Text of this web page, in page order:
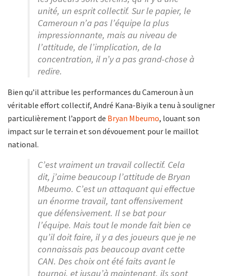
unité, un esprit collectif. Sur le papier, le
Cameroun n’a pas l’équipe la plus
impressionnante, mais au niveau de
l’attitude, de l’implication, de la
concentration, il n’y a pas grand-chose à
redire.
Bien qu’il attribue les performances du Cameroun à un
véritable effort collectif, André Kana-Biyik a tenu à souligner
particulièrement l’apport de Bryan Mbeumo, louant son
impact sur le terrain et son dévouement pour le maillot
national.
C’est vraiment un travail collectif. Cela
dit, j’aime beaucoup l’attitude de Bryan
Mbeumo. C’est un attaquant qui effectue
un énorme travail, tant offensivement
que défensivement. Il se bat pour
l’équipe. Mais tout le monde fait bien ce
qu’il doit faire, il y a des joueurs que je ne
connaissais pas beaucoup avant cette
CAN. Des choix ont été faits avant le
tournoi, et jusqu’à maintenant, ils sont